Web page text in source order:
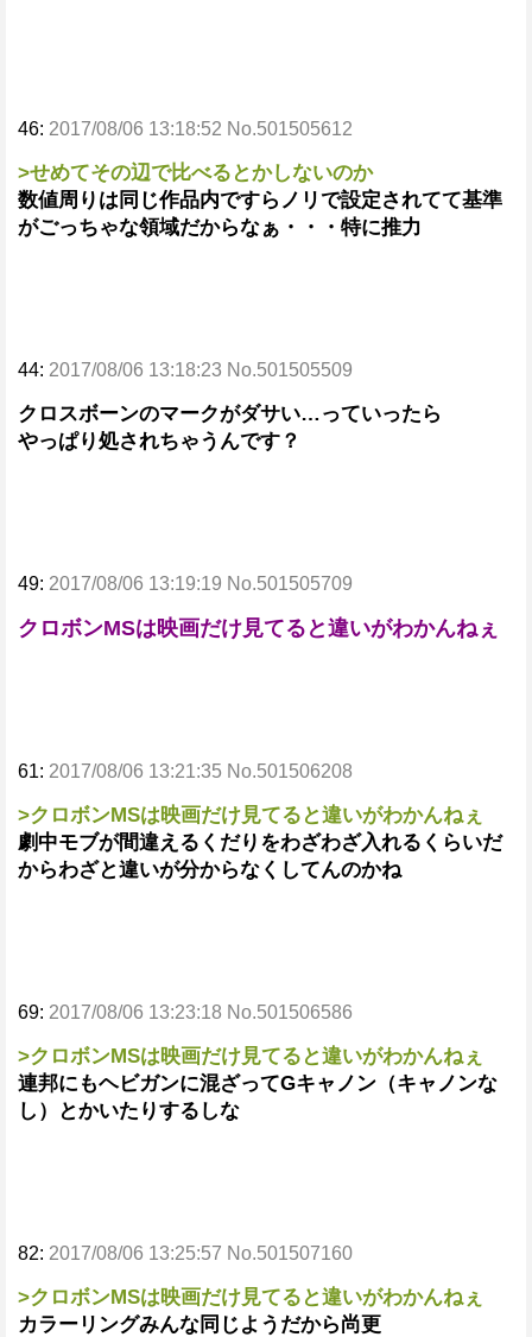
46: 2017/08/06 13:18:52 No.501505612
>せめてその辺で比べるとかしないのか
数値周りは同じ作品内ですらノリで設定されてて基準
がごっちゃな領域だからなぁ・・・特に推力
44: 2017/08/06 13:18:23 No.501505509
クロスボーンのマークがダサい…っていったら
やっぱり処されちゃうんです？
49: 2017/08/06 13:19:19 No.501505709
クロボンMSは映画だけ見てると違いがわかんねぇ
61: 2017/08/06 13:21:35 No.501506208
>クロボンMSは映画だけ見てると違いがわかんねぇ
劇中モブが間違えるくだりをわざわざ入れるくらいだ
からわざと違いが分からなくしてんのかね
69: 2017/08/06 13:23:18 No.501506586
>クロボンMSは映画だけ見てると違いがわかんねぇ
連邦にもヘビガンに混ざってGキャノン（キャノンな
し）とかいたりするしな
82: 2017/08/06 13:25:57 No.501507160
>クロボンMSは映画だけ見てると違いがわかんねぇ
カラーリングみんな同じようだから尚更